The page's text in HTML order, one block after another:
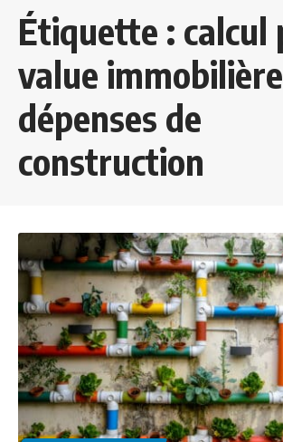
Étiquette : calcul
value
dépenses de
construction